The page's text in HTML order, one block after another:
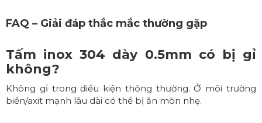
FAQ – Giải đáp thắc mắc thường gặp
Tấm inox 304 dày 0.5mm có bị gỉ
không?
Không gỉ trong điều kiện thông thường. Ở môi trường
biển/axit mạnh lâu dài có thể bị ăn mòn nhẹ.